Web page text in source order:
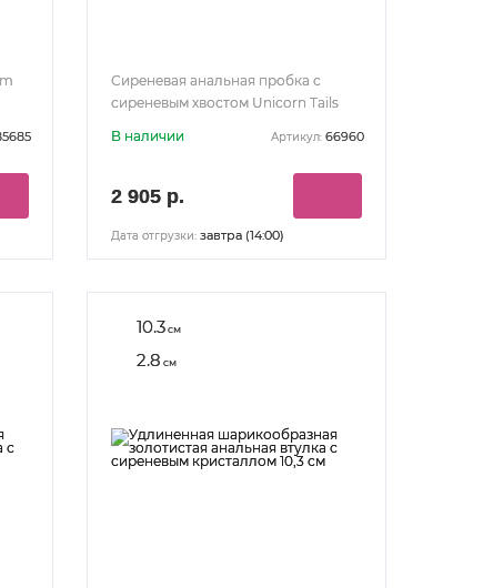
Сиреневая анальная пробка с
сиреневым хвостом Unicorn Tails
В наличии Артикул: 66960
2 905 р.
Дата отгрузки: завтра (14:00)
10.3см
2.8 см